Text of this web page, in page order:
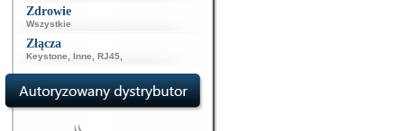
Zdrowie
Wszystkie
Złącza
Keystone Inne RJ45